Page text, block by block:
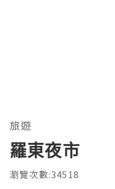
旅遊
羅東夜市
瀏覽次數:34518